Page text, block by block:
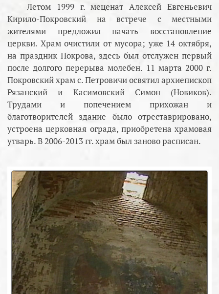
Летом 1999 г. меценат Алексей Евгеньевич
Кирило-Покровский на встрече с местными
жителями предложил начать восстановление
церкви. Храм очистили от мусора; уже 14 октября,
на праздник Покрова, здесь был отслужен первый
после долгого перерыва молебен. 11 марта 2000 г.
Покровский храм с. Петровичи освятил архиепископ
Рязанский и Касимовский Симон (Новиков).
Трудами и попечением прихожан и
благотворителей здание было отреставрировано,
устроена церковная ограда, приобретена храмовая
утварь. В 2006-2013 гг. храм был заново расписан.